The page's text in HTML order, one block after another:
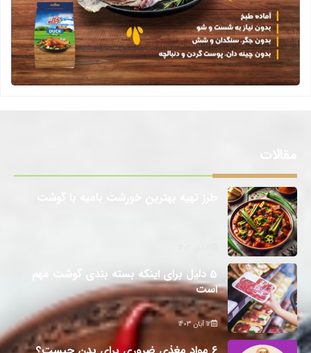
5 دلیل برای اینکه بسته بندی گوشت مهم
است
12 آبان 1403